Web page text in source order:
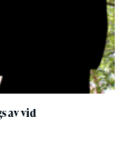
av vid